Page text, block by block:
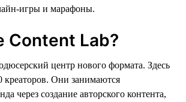
игры и марафоны.
Content Lab?
центр нового формата. Здесь
креаторов. Они занимаются
через создание авторского контента,